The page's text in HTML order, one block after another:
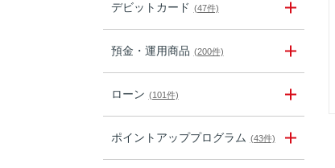
デビットカード (47件)
預金・運用商品 (200件)
ローン (101件)
ポイントアッププログラム (43件)